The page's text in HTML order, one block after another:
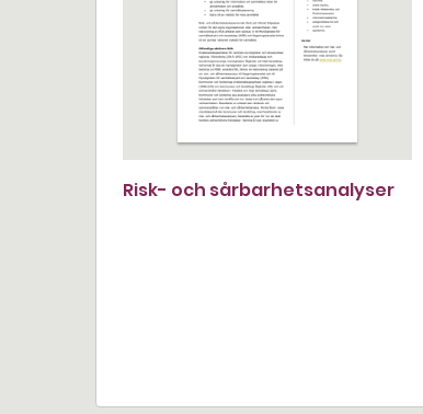
Risk- och sårbarhetsanalyser